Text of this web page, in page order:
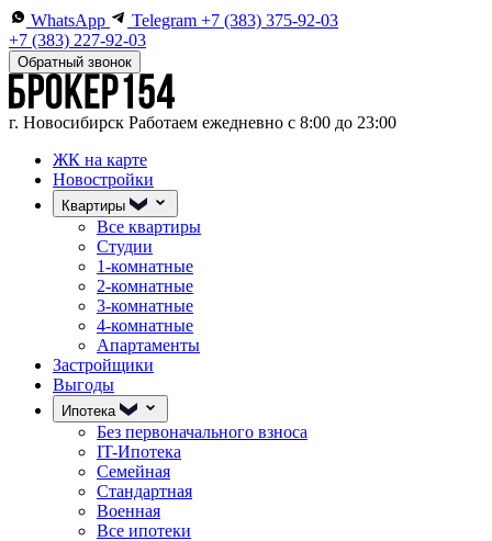
WhatsApp Telegram +7 (383) 375-92-03
+7 (383) 227-92-03
Обратный звонок
г. Новосибирск Работаем ежедневно с 8:00 до 23:00
ЖК на карте
Новостройки
Квартиры
Все квартиры
Студии
1-комнатные
2-комнатные
3-комнатные
4-комнатные
Апартаменты
Застройщики
Выгоды
Ипотека
Без первоначального взноса
IT-Ипотека
Семейная
Стандартная
Военная
Все ипотеки